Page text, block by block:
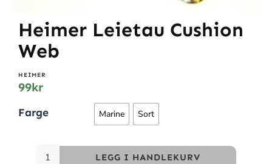
Heimer Leietau Cushion
Web
HEIMER
99kr
Farge Marine Sort
LEGG I HANDLEKURV